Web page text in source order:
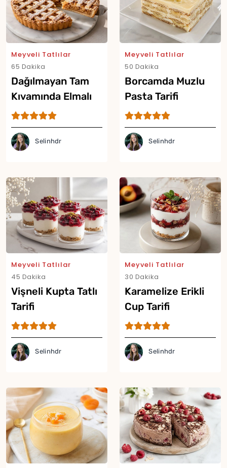
Meyveli Tatlılar
65 Dakika
Dağılmayan Tam
Kıvamında Elmalı
Turta Tarifi
Selinhdr
Meyveli Tatlılar
50 Dakika
Borcamda Muzlu
Pasta Tarifi
Selinhdr
Meyveli Tatlılar
45 Dakika
Vişneli Kupta Tatlı
Tarifi
Selinhdr
Meyveli Tatlılar
30 Dakika
Karamelize Erikli
Cup Tarifi
Selinhdr